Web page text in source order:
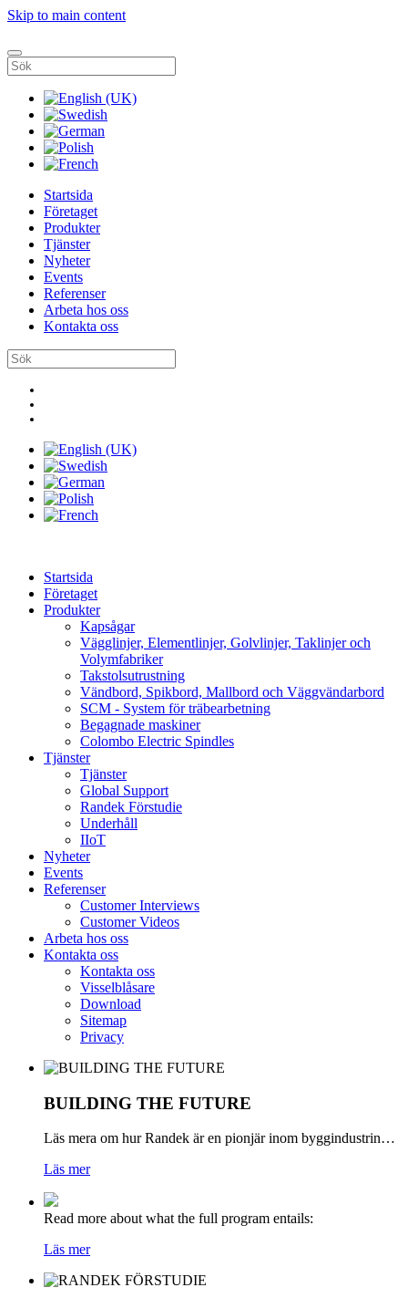
Skip to main content
Startsida
Företaget
Produkter
Tjänster
Nyheter
Events
Referenser
Arbeta hos oss
Kontakta oss
Startsida
Företaget
Produkter
Kapsågar
Vägglinjer, Elementlinjer, Golvlinjer, Taklinjer och
Volymfabriker
Takstolsutrustning
Vändbord, Spikbord, Mallbord och Väggvändarbord
SCM - System för träbearbetning
Begagnade maskiner
Colombo Electric Spindles
Tjänster
Tjänster
Global Support
Randek Förstudie
Underhåll
IIoT
Nyheter
Events
Referenser
Customer Interviews
Customer Videos
Arbeta hos oss
Kontakta oss
Kontakta oss
Visselblåsare
Download
Sitemap
Privacy
BUILDING THE FUTURE
Läs mera om hur Randek är en pionjär inom byggindustrin…
Läs mer
Read more about what the full program entails:
Läs mer